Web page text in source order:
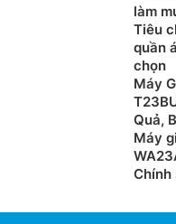
làm
Tiêu
quần
chọn
Máy
Quả,
Máy
Chính